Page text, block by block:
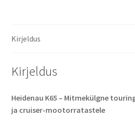
(tagarehv)
Kirjeldus
Kirjeldus
Heidenau K65 – Mitmekülgne
ja cruiser-mootorratastele